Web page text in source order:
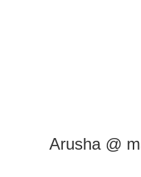
Arusha @